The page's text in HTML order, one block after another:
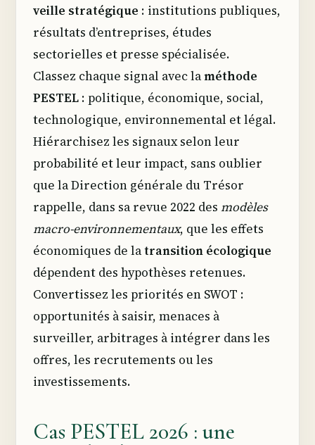
veille stratégique : institutions publiques,
résultats d’entreprises, études
sectorielles et presse spécialisée.
Classez chaque signal avec laméthode
PESTEL : politique, économique, social,
technologique, environnemental et légal.
Hiérarchisez les signaux selon leur
probabilité et leur impact, sans oublier
que la Direction générale du Trésor
rappelle, dans sa revue 2022 des modèles
macro-environnementaux, que les effets
économiques de latransition écologique
dépendent des hypothèses retenues.
Convertissez les priorités en SWOT :
opportunités à saisir, menaces à
surveiller, arbitrages à intégrer dans les
offres, les recrutements ou les
investissements.
Cas PESTEL 2026 : une